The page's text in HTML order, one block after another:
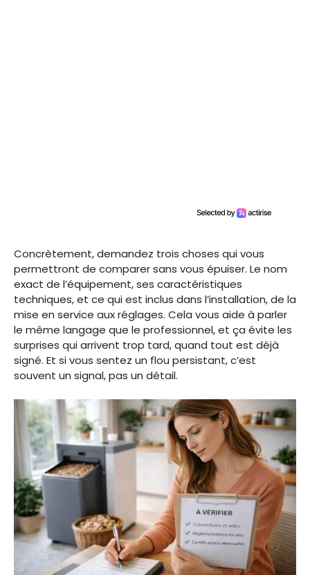
Concrètement, demandez trois choses qui vous
permettront de comparer sans vous épuiser. Le nom
exact de l’équipement, ses caractéristiques
techniques, et ce qui est inclus dans l’installation, de la
mise en service aux réglages. Cela vous aide à parler
le même langage que le professionnel, et ça évite les
surprises qui arrivent trop tard, quand tout est déjà
signé. Et si vous sentez un flou persistant, c’est
souvent un signal, pas un détail.